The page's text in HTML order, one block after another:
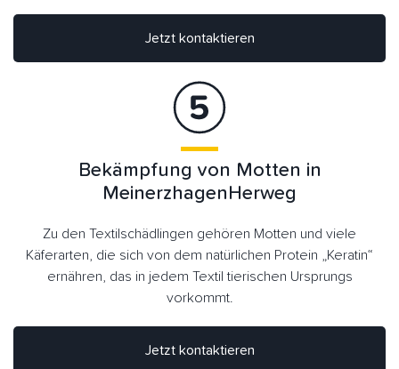
Jetzt kontaktieren
Bekämpfung von Motten in
MeinerzhagenHerweg
Zu den Textilschädlingen gehören Motten und viele
Käferarten, die sich von dem natürlichen Protein „Keratin“
ernähren, das in jedem Textil tierischen Ursprungs
vorkommt.
Jetzt kontaktieren